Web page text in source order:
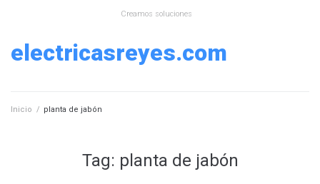
Creamos soluciones
electricasreyes.com
Inicio / planta de jabón
Tag: planta de jabón